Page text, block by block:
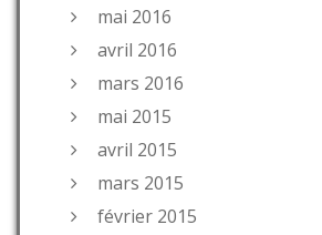
mai 2016
avril 2016
mars 2016
mai 2015
avril 2015
mars 2015
février 2015